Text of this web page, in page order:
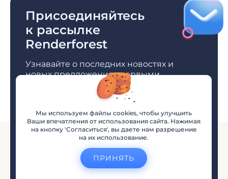
Присоединяйтесь
к рассылке
Renderforest
Узнавайте о последних новостях и
новых предложениях первыми
Мы используем файлы cookies, чтобы улучшить
Ваши впечатления от использования сайта. Нажимая
на кнопку 'Согласиться', вы даете нам разрешение
на их использование.
ПРИНЯТЬ